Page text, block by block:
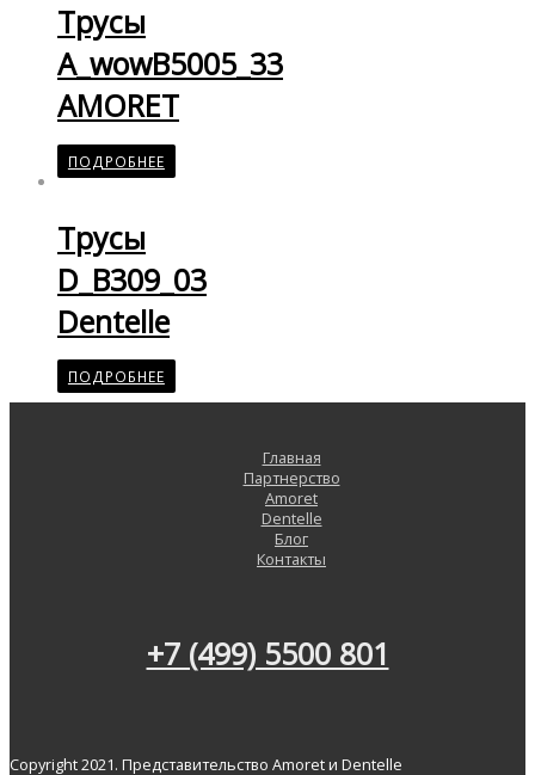
Трусы
A_wowB5005_33
AMORET
ПОДРОБНЕЕ
Трусы
D_B309_03
Dentelle
ПОДРОБНЕЕ
Главная
Партнерство
Amoret
Dentelle
Блог
Контакты
+7 (499) 5500 801
Copyright 2021. Представительство Amoret и Dentelle